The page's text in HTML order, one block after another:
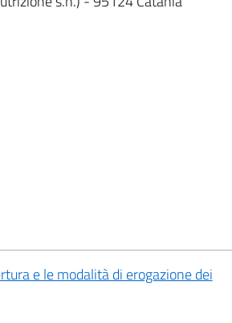
e le modalità di erogazione dei